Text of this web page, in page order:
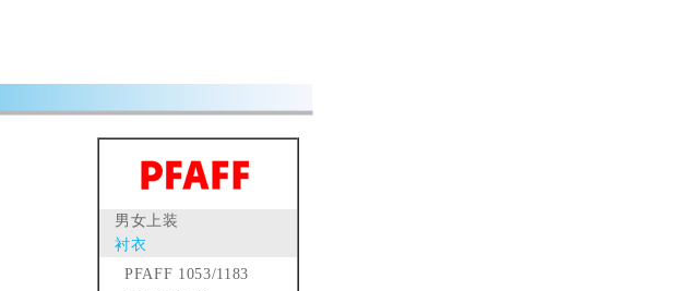
男女上装
衬衣
PFAFF 1053/1183